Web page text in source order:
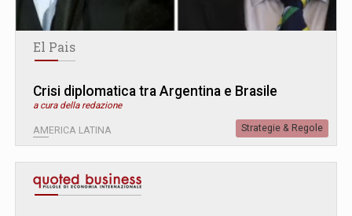
El Pais
Crisi diplomatica tra Argentina e Brasile
a cura della redazione
AMERICA LATINA Strategie & Regole